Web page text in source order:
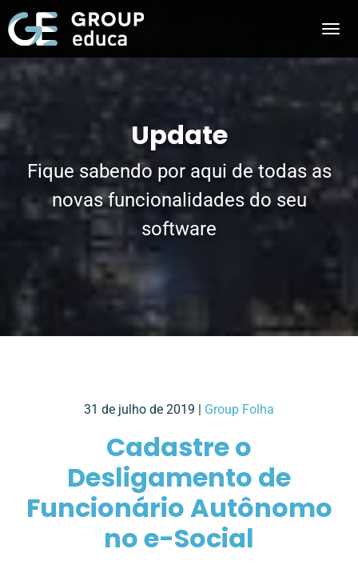
Update
Fique sabendo por aqui de todas as
novas funcionalidades do seu
software
31 de julho de 2019 | Group Folha
Cadastre o
Desligamento de
Funcionário Autônomo
no e-Social